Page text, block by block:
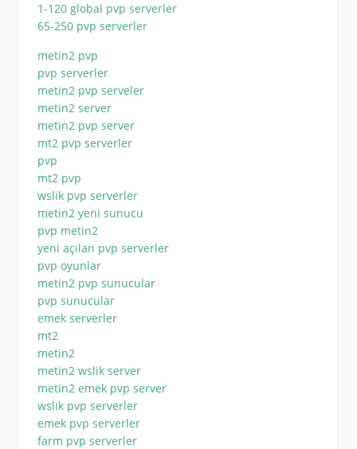
1-120 global pvp serverler
65-250 pvp serverler
metin2 pvp
pvp serverler
metin2 pvp serveler
metin2 server
metin2 pvp server
mt2 pvp serverler
pvp
mt2 pvp
wslik pvp serverler
metin2 yeni sunucu
pvp metin2
yeni açılan pvp serverler
pvp oyunlar
metin2 pvp sunucular
pvp sunucular
emek serverler
mt2
metin2
metin2 wslik server
metin2 emek pvp server
wslik pvp serverler
emek pvp serverler
farm pvp serverler